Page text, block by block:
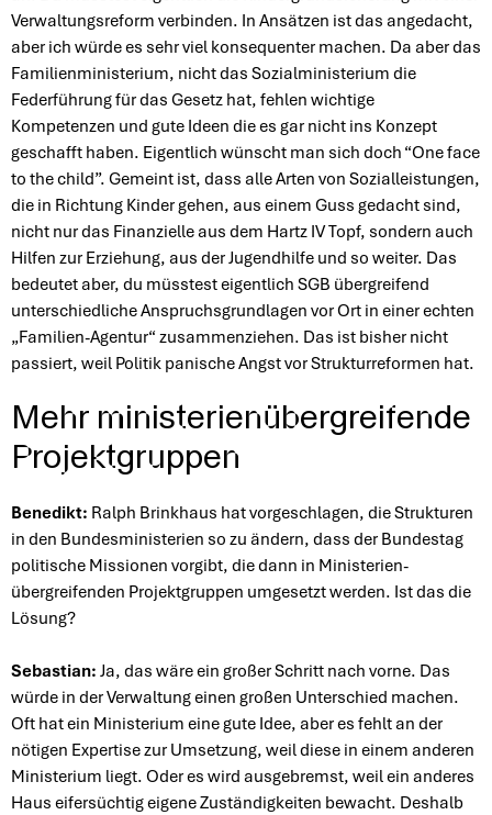
Verwaltungsreform verbinden. In Ansätzen ist das angedacht,
aber ich würde es sehr viel konsequenter machen. Da aber das
Familienministerium, nicht das Sozialministerium die
Federführung für das Gesetz hat, fehlen wichtige
Kompetenzen und gute Ideen die es gar nicht ins Konzept
geschafft haben. Eigentlich wünscht man sich doch “One face
to the child”. Gemeint ist, dass alle Arten von Sozialleistungen,
die in Richtung Kinder gehen, aus einem Guss gedacht sind,
nicht nur das Finanzielle aus dem Hartz IV Topf, sondern auch
Hilfen zur Erziehung, aus der Jugendhilfe und so weiter. Das
bedeutet aber, du müsstest eigentlich SGB übergreifend
unterschiedliche Anspruchsgrundlagen vor Ort in einer echten
„Familien-Agentur“ zusammenziehen. Das ist bisher nicht
passiert, weil Politik panische Angst vor Strukturreformen hat.
Mehr ministerienübergreifende
Projektgruppen
Benedikt: Ralph Brinkhaus hat vorgeschlagen, die Strukturen
in den Bundesministerien so zu ändern, dass der Bundestag
politische Missionen vorgibt, die dann in Ministerien-
übergreifenden Projektgruppen umgesetzt werden. Ist das die
Lösung?
Sebastian: Ja, das wäre ein großer Schritt nach vorne. Das
würde in der Verwaltung einen großen Unterschied machen.
Oft hat ein Ministerium eine gute Idee, aber es fehlt an der
nötigen Expertise zur Umsetzung, weil diese in einem anderen
Ministerium liegt. Oder es wird ausgebremst, weil ein anderes
Haus eifersüchtig eigene Zuständigkeiten bewacht. Deshalb